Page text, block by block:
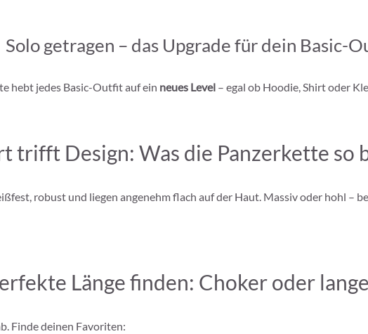
Solo getragen – das Upgrade für dein Basic-
hebt jedes Basic-Outfit auf ein neues Level – egal ob Hoodie, Shirt oder
trifft Design: Was die Panzerkette so
robust und liegen angenehm flach auf der Haut. Massiv oder hohl –
Länge finden: Choker oder
Finde deinen Favoriten: